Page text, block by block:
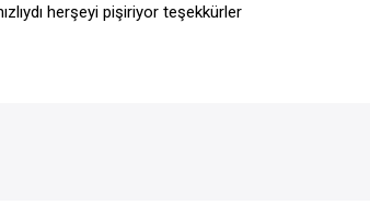
herşeyi pişiriyor teşekkürler